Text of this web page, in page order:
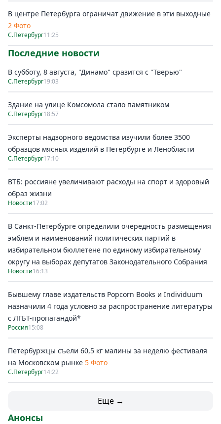
В центре Петербурга ограничат движение в эти выходные
2 Фото
С.Петербург11:25
Последние новости
В субботу, 8 августа, "Динамо" сразится с "Тверью"
С.Петербург19:03
Здание на улице Комсомола стало памятником
С.Петербург18:57
Эксперты надзорного ведомства изучили более 3500
образцов мясных изделий в Петербурге и Ленобласти
С.Петербург17:10
ВТБ: россияне увеличивают расходы на спорт и здоровый
образ жизни
Новости17:02
В Санкт-Петербурге определили очередность размещения
эмблем и наименований политических партий в
избирательном бюллетене по единому избирательному
округу на выборах депутатов Законодательного Собрания
Новости16:13
Бывшему главе издательств Popcorn Books и Individuum
назначили 4 года условно за распространение литературы
с ЛГБТ-пропагандой*
Россия15:08
Петербуржцы съели 60,5 кг малины за неделю фестиваля
на Московском рынке 5 Фото
С.Петербург14:22
Еще →
Анонсы